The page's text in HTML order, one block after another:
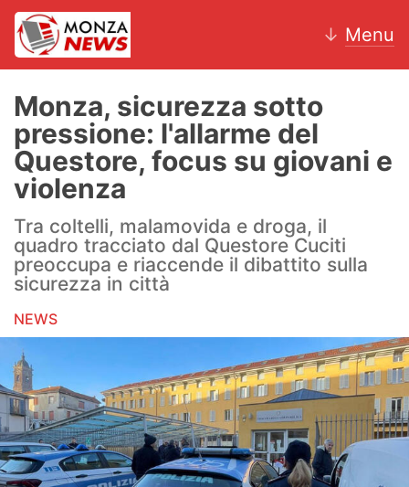
↓ Menu
News
AC Monza
Calcio
Motori
Volley
Hockey
Altri sport
Hockey
Pallanuoto
Monza, sicurezza sotto
pressione: l'allarme del
Questore, focus su giovani e
violenza
Tra coltelli, malamovida e droga, il
quadro tracciato dal Questore Cuciti
preoccupa e riaccende il dibattito sulla
sicurezza in città
NEWS